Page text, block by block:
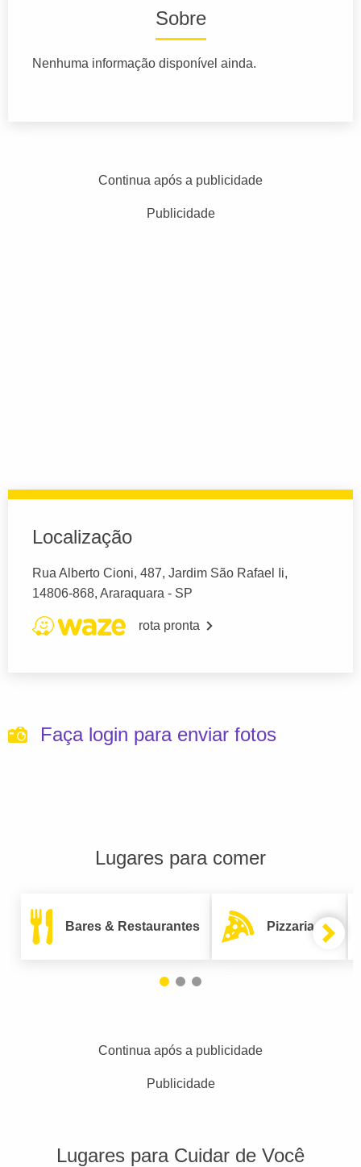
Sobre
Nenhuma informação disponível ainda.
Continua após a publicidade
Publicidade
Localização
Rua Alberto Cioni, 487, Jardim São Rafael Ii,
14806-868, Araraquara - SP
rota pronta
Faça login para enviar fotos
Lugares para comer
Bares & Restaurantes Pizzarias
Continua após a publicidade
Publicidade
Lugares para Cuidar de Você